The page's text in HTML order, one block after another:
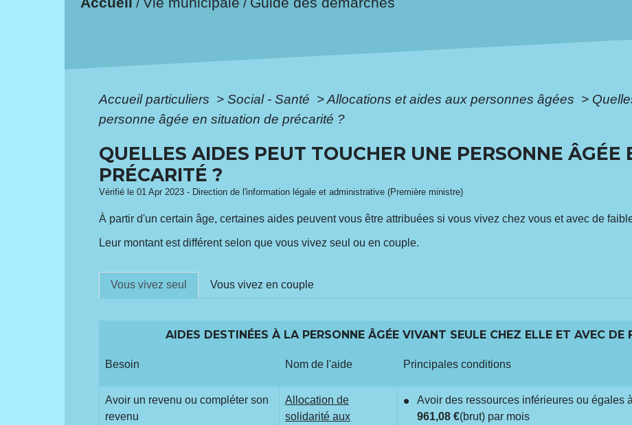
/ /
Accueil particuliers > Social - Santé >Allocations et aides aux personnes âgées >
personne âgée en situation de précarité ?
QUELLES AIDES PEUT TOUCHER UNE PERSONNE ÂGÉE
PRÉCARITÉ ?
Vérifié le 01 Apr 2023 - Direction de l'information légale et administrative (Première ministre)
À partir d'un certain âge, certaines aides peuvent vous être attribuées si vous vivez chez vous et avec de
Leur montant est différent selon que vous vivez seul ou en couple.
Vous vivez seul Vous vivez en couple
AIDES DESTINÉES À LA PERSONNE ÂGÉE VIVANT SEULE CHEZ ELLE ET AVEC DE
Besoin Nom de l'aide Principales conditions
Avoir un revenu ou compléter son
revenu
Allocation de
solidarité aux
Avoir des ressources inférieures ou égales à
961,08 €(brut) par mois